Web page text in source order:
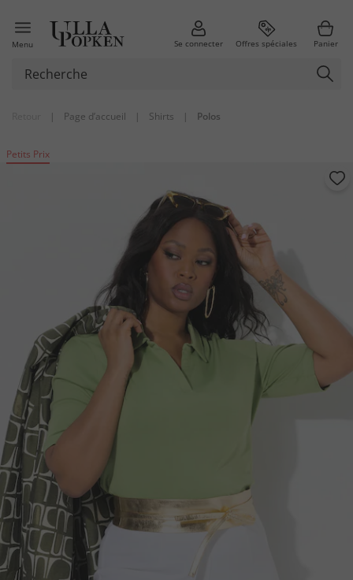
Menu Se connecter Offres spéciales Panier
| Page d’accueil | Shirts | Polos
Petits Prix